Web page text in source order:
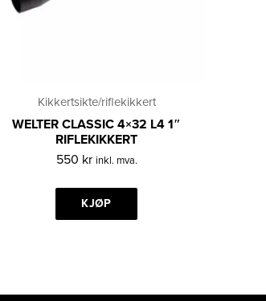
Kikkertsikte/riflekikkert
WELTER CLASSIC 4×32 L4 1″
RIFLEKIKKERT
550 kr inkl. mva.
KJØP